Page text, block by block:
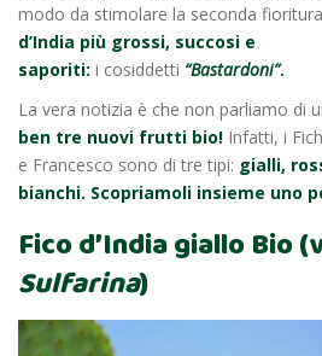
modo da stimolare la seconda
d’India più grossi, succosi e
saporiti: i cosiddetti “Bastardoni”.
La vera notizia è che non parliamo di
ben tre nuovi frutti bio! Infatti, i
e Francesco sono di tre tipi: gialli,
bianchi. Scopriamoli insieme uno
Fico d’India giallo Bio
Sulfarina)